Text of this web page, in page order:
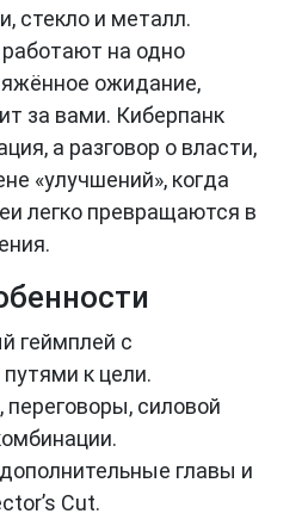
стекло и металл.
на одно
ожидание,
за вами. Киберпанк
а разговор о власти,
«улучшений», когда
легко превращаются в
геймплей с
к цели.
переговоры, силовой
главы и
Cut.